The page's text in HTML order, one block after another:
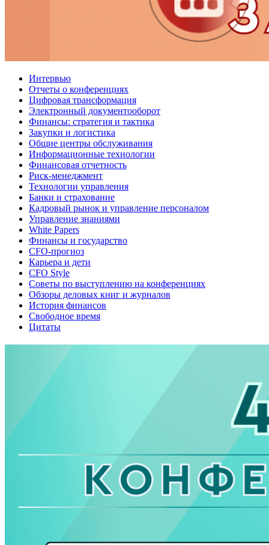
Интервью
Отчеты о конференциях
Цифровая трансформация
Электронный документооборот
Финансы: стратегия и тактика
Закупки и логистика
Общие центры обслуживания
Информационные технологии
Финансовая отчетность
Риск-менеджмент
Технологии управления
Банки и страхование
Кадровый рынок и управление персоналом
Управление знаниями
White Papers
Финансы и государство
CFO-прогноз
Карьера и дети
CFO Style
Советы по выступлению на конференциях
Обзоры деловых книг и журналов
История финансов
Свободное время
Цитаты